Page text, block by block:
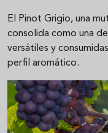
El Pinot Grigio, una
consolida como una
versátiles y
perfil aromático.